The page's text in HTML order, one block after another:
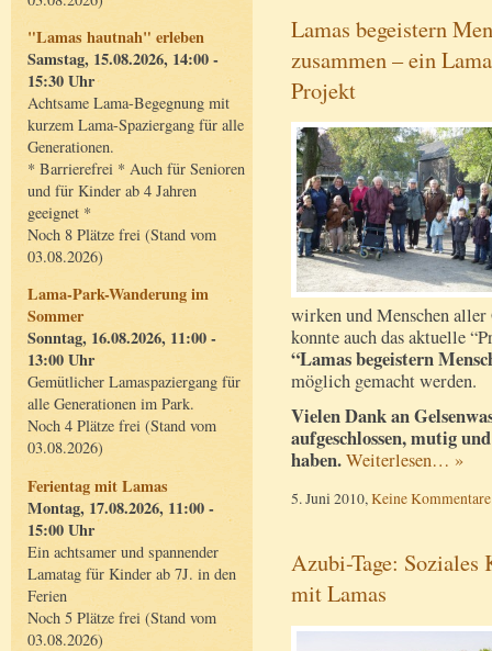
"Lamas hautnah" erleben
Samstag, 15.08.2026, 14:00 -
15:30 Uhr
Achtsame Lama-Begegnung mit
kurzem Lama-Spaziergang für alle
Generationen.
* Barrierefrei * Auch für Senioren
und für Kinder ab 4 Jahren
geeignet *
Noch 8 Plätze frei (Stand vom
03.08.2026)
Lama-Park-Wanderung im
Sommer
Sonntag, 16.08.2026, 11:00 -
13:00 Uhr
Gemütlicher Lamaspaziergang für
alle Generationen im Park.
Noch 4 Plätze frei (Stand vom
03.08.2026)
Ferientag mit Lamas
Montag, 17.08.2026, 11:00 -
15:00 Uhr
Ein achtsamer und spannender
Lamatag für Kinder ab 7J. in den
Ferien
Noch 5 Plätze frei (Stand vom
03.08.2026)
Lamas begeistern
zusammen – ein
Projekt
wirken und Menschen
konnte auch das aktuelle
“Lamas begeistern
möglich gemacht werden.
Vielen Dank an
aufgeschlossen, mutig
haben.Weiterlesen… »
5. Juni 2010,Keine Kommentare
Azubi-Tage:
mit Lamas